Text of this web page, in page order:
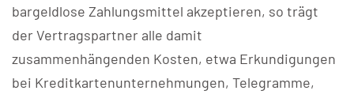
bargeldlose Zahlungsmittel akzeptieren, so trägt
der Vertragspartner alle damit
zusammenhängenden Kosten, etwa Erkundigungen
bei Kreditkartenunternehmungen, Telegramme,